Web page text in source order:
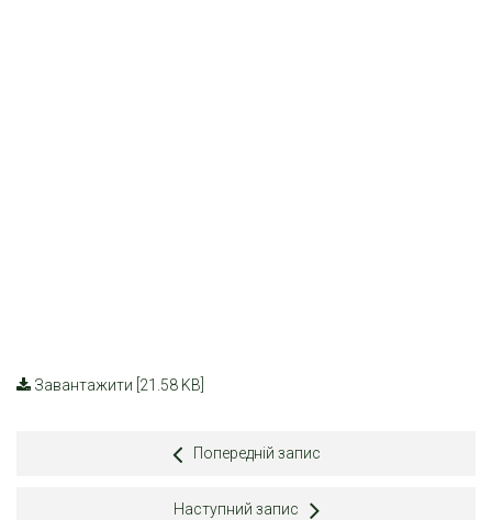
Завантажити [21.58 KB]
Попередній запис
Наступний запис